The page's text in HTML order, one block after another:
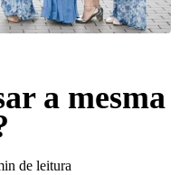
a mesma
de leitura